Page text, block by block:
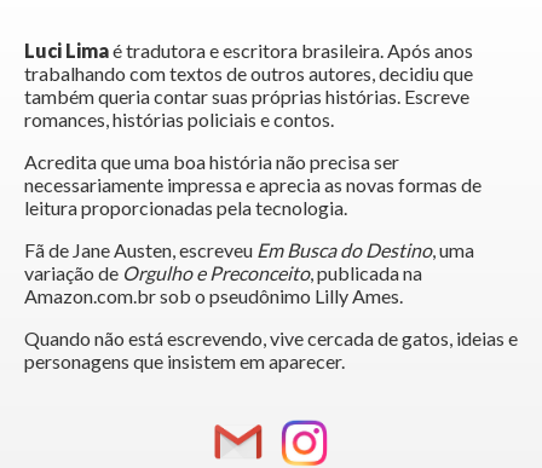
Luci Limaé tradutora e escritora brasileira. Após anos
trabalhando com textos de outros autores, decidiu que
também queria contar suas próprias histórias. Escreve
romances, histórias policiais e contos.
Acredita que uma boa história não precisa ser
necessariamente impressa e aprecia as novas formas de
leitura proporcionadas pela tecnologia.
Fã de Jane Austen, escreveu Em Busca do Destino, uma
variação de Orgulho e Preconceito, publicada na
Amazon.com.br sob o pseudônimo Lilly Ames.
Quando não está escrevendo, vive cercada de gatos, ideias e
personagens que insistem em aparecer.